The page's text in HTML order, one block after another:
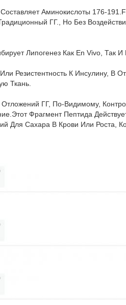
Аминокислоты 176-
ГГ., Но Без
Липогенез Как En Vivo, Так И
Резистентность К
Ткань.
ГГ, По-Видимому,
Фрагмент Пептида
Для Сахара В Крови Или